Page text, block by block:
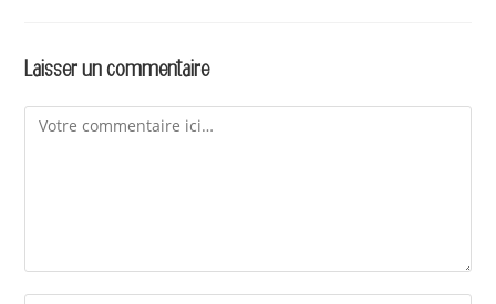
Laisser un commentaire
Comment